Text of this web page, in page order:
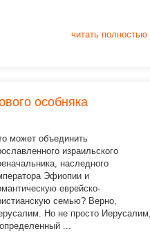
читать полностью
особняка
может объединить
израильского
наследного
Эфиопии и
еврейско-
семью? Верно,
Но не просто
...